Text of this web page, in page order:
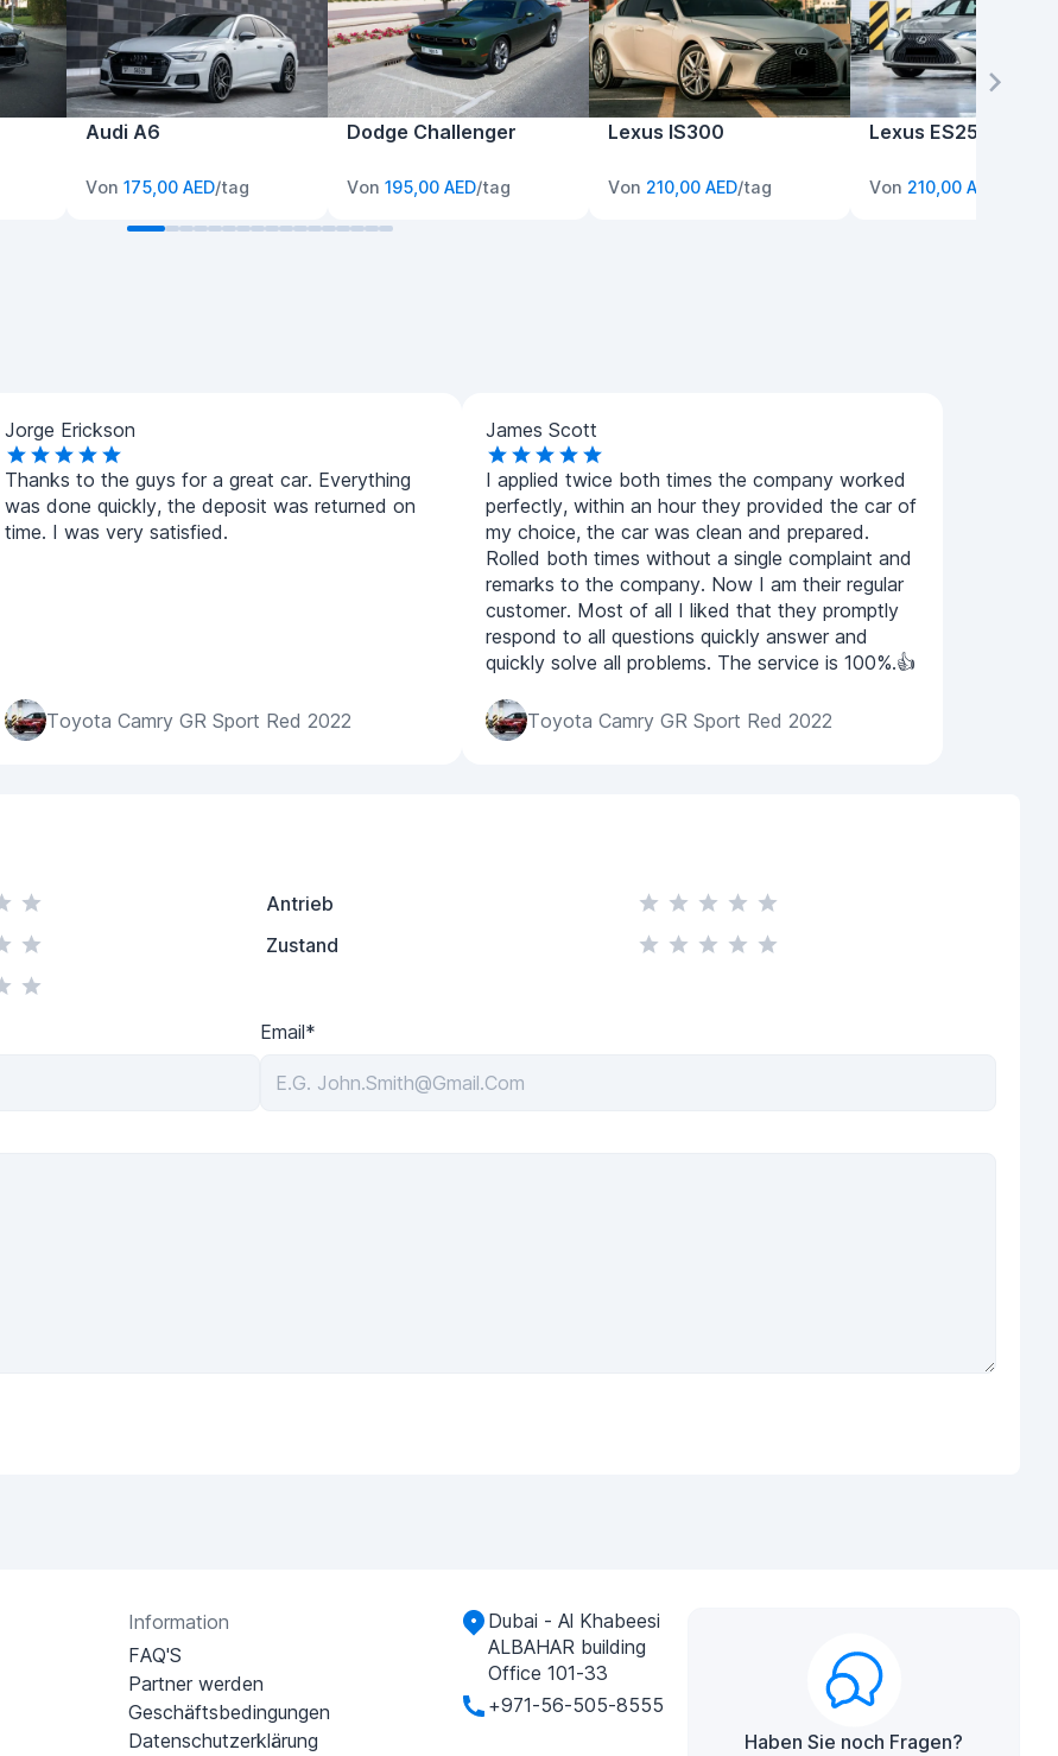
Audi A6
Von 175,00 AED/tag
Dodge Challenger
Von 195,00 AED/tag
Lexus IS300
Von 210,00 AED/tag
Lexus ES250
Von 210,00 AED
Jorge Erickson
Thanks to the guys for a great car. Everything
was done quickly, the deposit was returned on
time. I was very satisfied.
Toyota Camry GR Sport Red 2022
James Scott
I applied twice both times the company worked
perfectly, within an hour they provided the car of
my choice, the car was clean and prepared.
Rolled both times without a single complaint and
remarks to the company. Now I am their regular
customer. Most of all I liked that they promptly
respond to all questions quickly answer and
quickly solve all problems. The service is 100%.👍
Toyota Camry GR Sport Red 2022
Antrieb
Zustand
Email*
Information
FAQ'S
Partner werden
Geschäftsbedingungen
Datenschutzerklärung
Dubai - Al Khabeesi
ALBAHAR building
Office 101-33
+971-56-505-8555
Haben Sie noch Fragen?